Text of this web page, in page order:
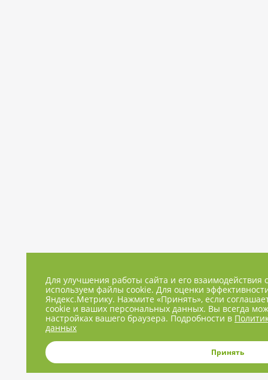
Для улучшения работы сайта и его взаимодействия
используем файлы cookie. Для оценки
Яндекс.Метрику. Нажмите «Принять», если
cookie и ваших персональных данных. Вы всегда
настройках вашего браузера. Подробности в
данных
Принять